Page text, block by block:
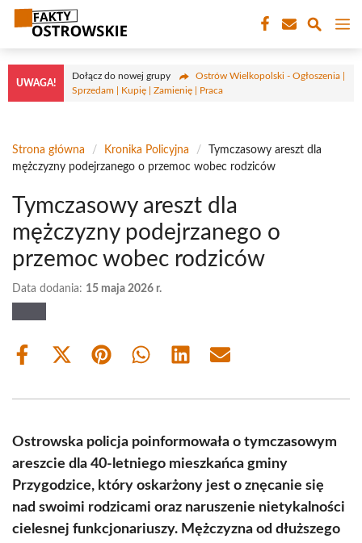
Przejdź
treści
UWAGA!
Dołącz do nowej grupy
Ostrów Wielkopolski - Ogłoszenia |
Sprzedam | Kupię | Zamienię | Praca
Strona główna / Kronika Policyjna /
Tymczasowy areszt dla
mężczyzny podejrzanego o przemoc wobec rodziców
Tymczasowy areszt dla
mężczyzny podejrzanego o
przemoc wobec rodziców
Data dodania: 15 maja 2026 r.
Share
Share
(Twitter)
Share Share Share Share
Ostrowska policja poinformowała o tymczasowym
areszcie dla 40-letniego mieszkańca gminy
Przygodzice, który oskarżony jest o znęcanie się
nad swoimi rodzicami oraz naruszenie nietykalności
cielesnej funkcjonariuszy. Mężczyzna od dłuższego